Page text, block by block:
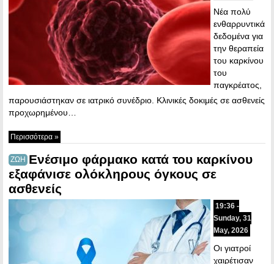
Νέα πολύ
ενθαρρυντικά
δεδομένα για
την θεραπεία
του καρκίνου
του
παγκρέατος,
παρουσιάστηκαν σε ιατρικό συνέδριο. Κλινικές δοκιμές σε ασθενείς
προχωρημένου…
Περισσότερα »
ΖΩΗ Eνέσιμο φάρμακο κατά του καρκίνου
εξαφάνισε ολόκληρους όγκους σε
ασθενείς
19:36 -
Sunday, 31
May, 2026
Οι γιατροί
χαιρέτισαν